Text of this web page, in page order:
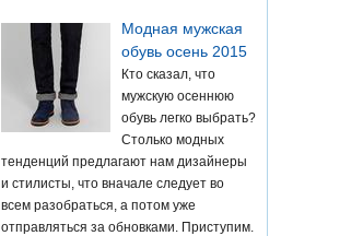
Модная мужская
обувь осень 2015
Кто сказал, что
мужскую осеннюю
обувь легко выбрать?
Столько модных
тенденций предлагают нам дизайнеры
и стилисты, что вначале следует во
всем разобраться, а потом уже
отправляться за обновками. Приступим.